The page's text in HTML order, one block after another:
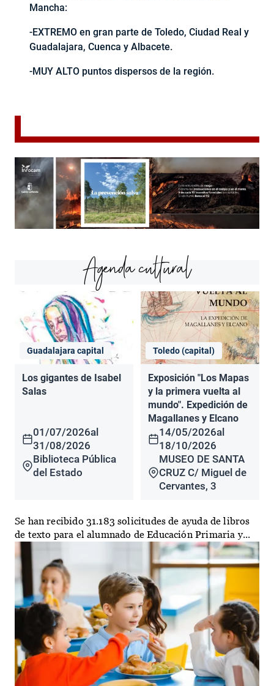
Mancha:
-EXTREMO en gran parte de Toledo, Ciudad Real y
Guadalajara, Cuenca y Albacete.
-MUY ALTO puntos dispersos de la región.
Agenda cultural
Guadalajara capital
Los gigantes de Isabel
Salas
01/07/2026al
31/08/2026
Biblioteca Pública
del Estado
Toledo (capital)
Exposición "Los Mapas
y la primera vuelta al
mundo". Expedición de
Magallanes y Elcano
14/05/2026al
18/10/2026
MUSEO DE SANTA
CRUZ C/ Miguel de
Cervantes, 3
Se han recibido 31.183 solicitudes de ayuda de libros
de texto para el alumnado de Educación Primaria y...